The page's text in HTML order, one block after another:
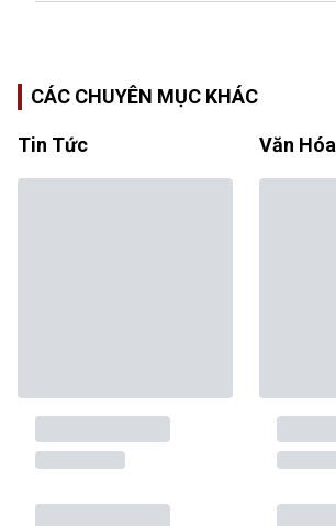
CÁC CHUYÊN MỤC KHÁC
Tin Tức Văn Hóa